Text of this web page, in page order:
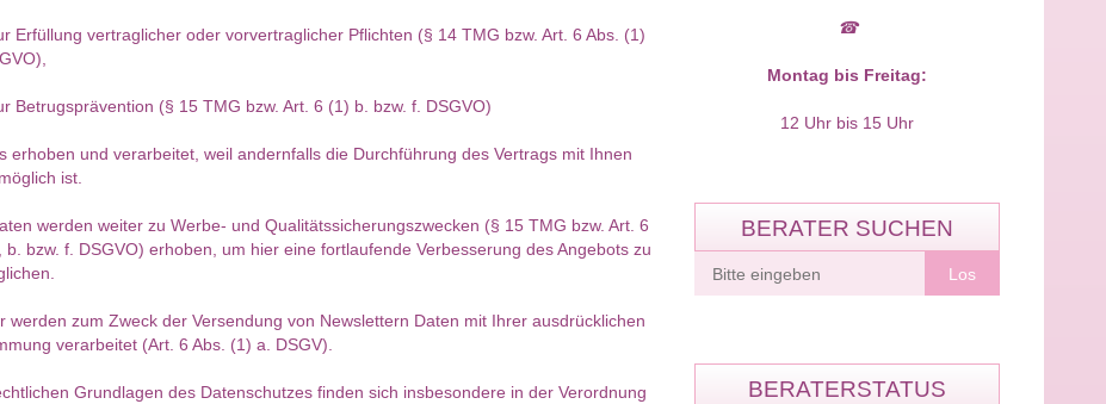
vertraglicher oder vorvertraglicher Pflichten (§ 14 TMG bzw. Art. 6 Abs. (1)
(§ 15 TMG bzw. Art. 6 (1) b. bzw. f. DSGVO)
erhoben und verarbeitet, weil andernfalls die Durchführung des Vertrags mit Ihnen
ist.
werden weiter zu Werbe- und Qualitätssicherungszwecken (§ 15 TMG bzw. Art. 6
b. bzw. f. DSGVO) erhoben, um hier eine fortlaufende Verbesserung des Angebots zu
werden zum Zweck der Versendung von Newslettern Daten mit Ihrer ausdrücklichen
verarbeitet (Art. 6 Abs. (1) a. DSGV).
Grundlagen des Datenschutzes finden sich insbesondere in der Verordnung
☎
Montag bis Freitag:
12 Uhr bis 15 Uhr
BERATER SUCHEN
finden
BERATERSTATUS